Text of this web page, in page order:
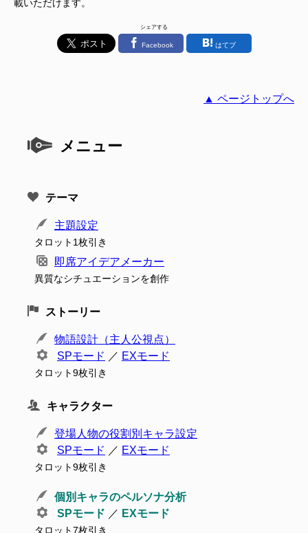
載いただけます。
シェアする
Facebook はてブ
▲ ページトップへ
メニュー
テーマ
主題設定
タロット1枚引き
即席アイデアメーカー
異質なシチュエーションを創作
ストーリー
物語設計（主人公視点）
SPモード ／ EXモード
タロット9枚引き
キャラクター
登場人物の役割別キャラ設定
SPモード ／ EXモード
タロット9枚引き
個別キャラのペルソナ分析
SPモード ／ EXモード
タロット7枚引き